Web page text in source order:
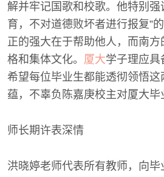
解并牢记国歌和校歌。他特别强
育，不对道德败坏者进行报复”
正的强大在于帮助他人，而南
格和集体文化。 厦大学子理应具
希望每位毕业生都能透彻领悟
蕴，不辜负陈嘉庚校主对厦大毕
师长期许表深情
洪晓婷老师代表所有教师，向